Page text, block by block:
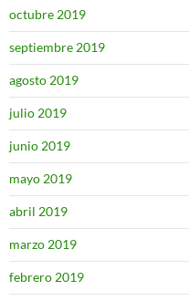
octubre 2019
septiembre 2019
agosto 2019
julio 2019
junio 2019
mayo 2019
abril 2019
marzo 2019
febrero 2019